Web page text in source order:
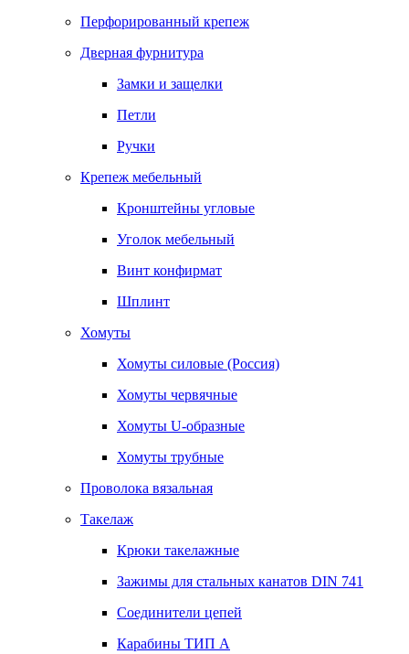
Перфорированный крепеж
Дверная фурнитура
Замки и защелки
Петли
Ручки
Крепеж мебельный
Кронштейны угловые
Уголок мебельный
Винт конфирмат
Шплинт
Хомуты
Хомуты силовые (Россия)
Хомуты червячные
Хомуты U-образные
Хомуты трубные
Проволока вязальная
Такелаж
Крюки такелажные
Зажимы для стальных канатов DIN 741
Соединители цепей
Карабины ТИП А